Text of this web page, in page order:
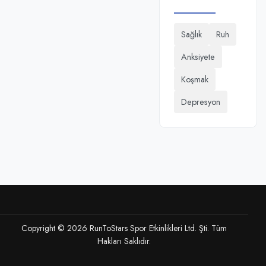
Sağlık
Ruh
Anksiyete
Koşmak
Depresyon
Copyright © 2026 RunToStars Spor Etkinlikleri Ltd. Şti. Tüm
Hakları Saklıdır.